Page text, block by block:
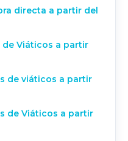
directa a partir del
Viáticos a partir
de viáticos a partir
de Viáticos a partir